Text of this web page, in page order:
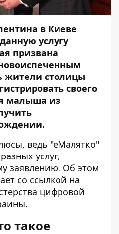
в Киеве
услугу
призвана
жители столицы
своего
малыша из
ведь "еМалятко"
услуг,
заявлению. Об этом
со ссылкой на
цифровой
такое